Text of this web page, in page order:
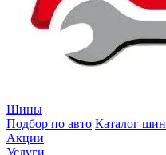
Шины
Подбор по авто Каталог шин
Акции
Услуги